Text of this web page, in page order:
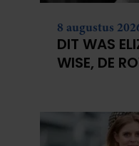
8 augustus
DIT WAS
WISE, DE